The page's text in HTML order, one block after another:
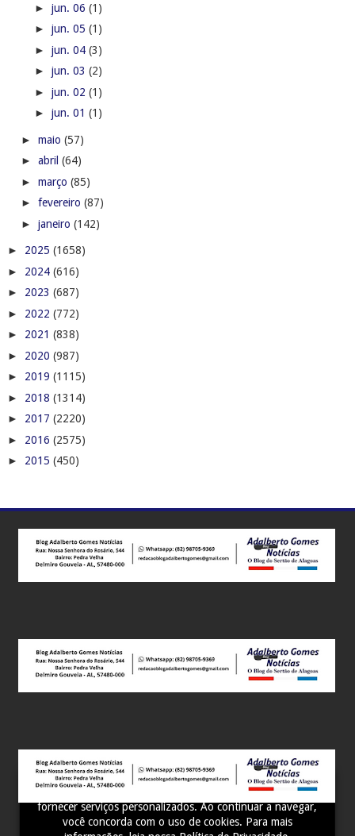
Este site utiliza cookies para melhorar sua experiência e
fornecer serviços personalizados. Ao continuar a navegar,
você concorda com o uso de cookies. Para mais
► jun. 06 (1)
► jun. 05 (1)
► jun. 04 (3)
► jun. 03 (2)
► jun. 02 (1)
► jun. 01 (1)
► maio (57)
► abril (64)
► março (85)
► fevereiro (87)
► janeiro (142)
► 2025 (1658)
► 2024 (616)
► 2023 (687)
► 2022 (772)
► 2021 (838)
► 2020 (987)
► 2019 (1115)
► 2018 (1314)
► 2017 (2220)
► 2016 (2575)
► 2015 (450)